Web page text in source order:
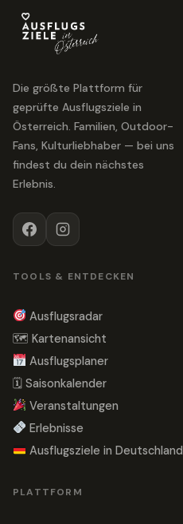
Die größte Plattform für
geprüfte Ausflugsziele in
Österreich. Familien, Outdoor-
Fans, Kulturliebhaber — bei uns
findest du dein nächstes
Erlebnis.
TOOLS & ENTDECKEN
Ausflugsradar
🗺 Kartenansicht
Ausflugsplaner
🗓 Saisonkalender
Veranstaltungen
Erlebnisse
Ausflugsziele in Deutschland
PLATTFORM